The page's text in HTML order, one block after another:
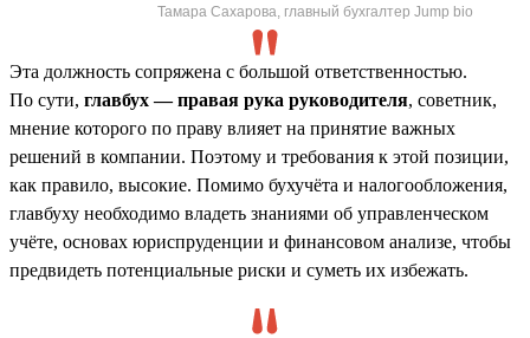
Тамара Сахарова, главный бухгалтер Jump bio
Эта должность сопряжена с большой ответственностью.
По сути, главбух — правая рука руководителя, советник,
мнение которого по праву влияет на принятие важных
решений в компании. Поэтому и требования к этой позиции,
как правило, высокие. Помимо бухучёта и налогообложения,
главбуху необходимо владеть знаниями об управленческом
учёте, основах юриспруденции и финансовом анализе, чтобы
предвидеть потенциальные риски и суметь их избежать.